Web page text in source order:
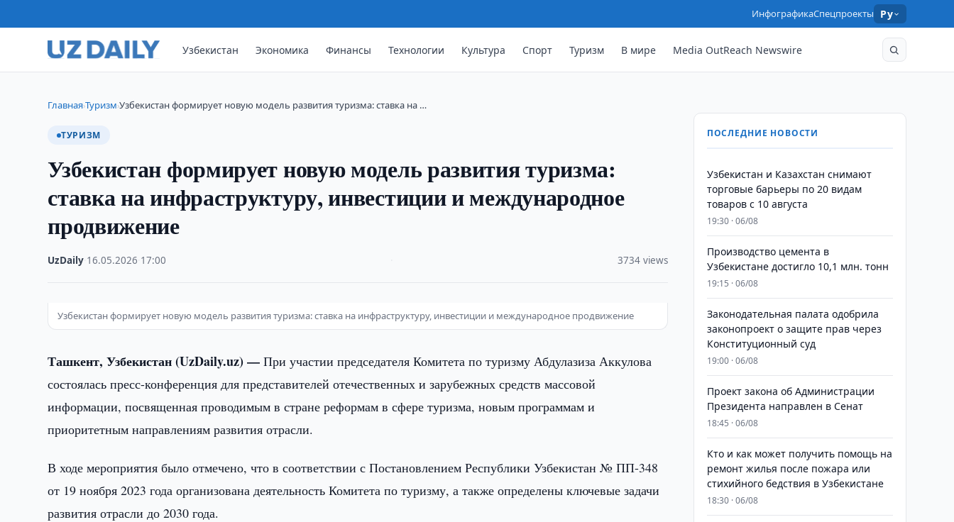
ИнфографикаСпецпроекты Ру
Узбекистан Экономика Финансы Технологии Культура Спорт Туризм В мире Media OutReach Newswire
Главная›Туризм›Узбекистан формирует новую модель развития туризма: ставка на …
ТУРИЗМ
Узбекистан формирует новую модель развития туризма:
ставка на инфраструктуру, инвестиции и международное
продвижение
UzDaily 16.05.2026 17:00 3734 views
Узбекистан формирует новую модель развития туризма: ставка на инфраструктуру, инвестиции и международное продвижение
Ташкент, Узбекистан (UzDaily.uz) —При участии председателя Комитета по туризму Абдулазиза Аккулова
состоялась пресс-конференция для представителей отечественных и зарубежных средств массовой
информации, посвященная проводимым в стране реформам в сфере туризма, новым программам и
приоритетным направлениям развития отрасли.
В ходе мероприятия было отмечено, что в соответствии с Постановлением Республики Узбекистан № ПП-348
от 19 ноября 2023 года организована деятельность Комитета по туризму, а также определены ключевые задачи
развития отрасли до 2030 года.
ПОСЛЕДНИЕ НОВОСТИ
Узбекистан и Казахстан снимают
торговые барьеры по 20 видам
товаров с 10 августа
19:30 · 06/08
Производство цемента в
Узбекистане достигло 10,1 млн. тонн
19:15 · 06/08
Законодательная палата одобрила
законопроект о защите прав через
Конституционный суд
19:00 · 06/08
Проект закона об Администрации
Президента направлен в Сенат
18:45 · 06/08
Кто и как может получить помощь на
ремонт жилья после пожара или
стихийного бедствия в Узбекистане
18:30 · 06/08